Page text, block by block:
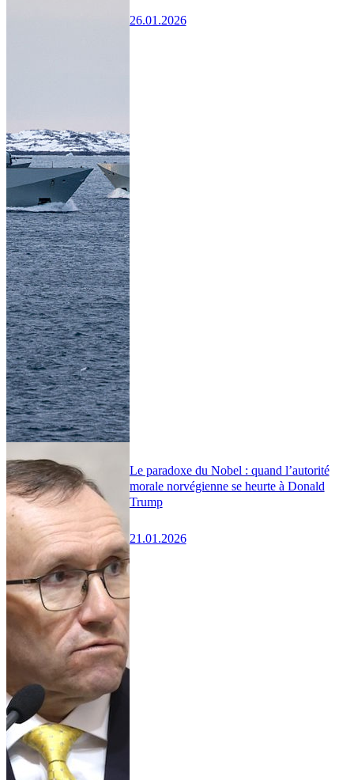
26.01.2026
Le paradoxe du Nobel : quand l’autorité
morale norvégienne se heurte à Donald
Trump
21.01.2026